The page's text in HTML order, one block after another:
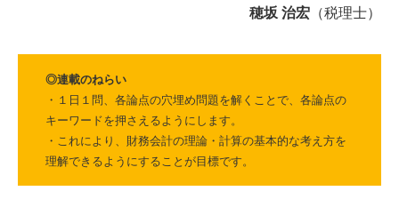
穂坂 治宏 （税理士）
◎連載のねらい
・１日１問、各論点の穴埋め問題を解くことで、各論点の
キーワードを押さえるようにします。
・これにより、財務会計の理論・計算の基本的な考え方を
理解できるようにすることが目標です。